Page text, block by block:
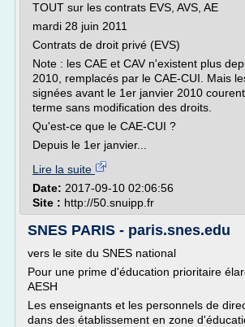
TOUT sur les contrats EVS, AVS, AE
mardi 28 juin 2011
Contrats de droit privé (EVS)
Note : les CAE et CAV n'existent plus
2010, remplacés par le CAE-CUI. Mais
signées avant le 1er janvier 2010
terme sans modification des droits.
Qu'est-ce que le CAE-CUI ?
Depuis le 1er janvier...
Lire la suite
Date: 2017-09-10 02:06:56
Site : http://50.snuipp.fr
SNES PARIS - paris.snes.edu
vers le site du SNES national
Pour une prime d'éducation prioritaire
AESH
Les enseignants et les personnels de
dans des établissement en zone